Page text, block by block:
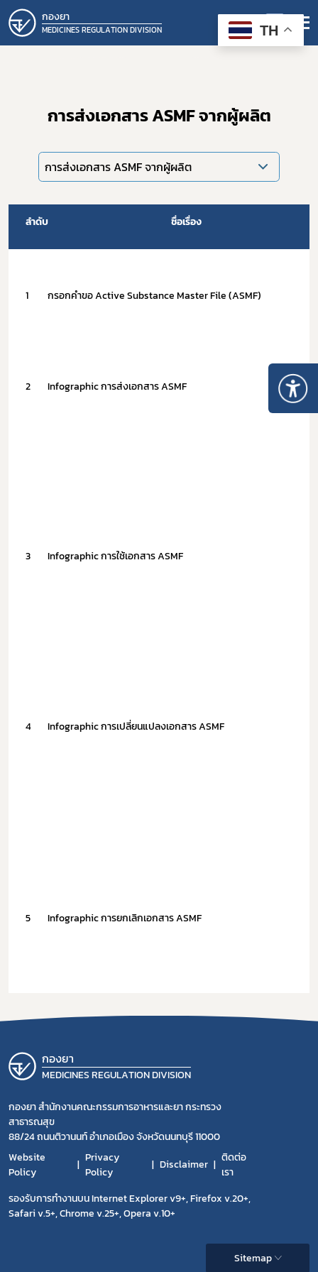
กองยา
MEDICINES REGULATION DIVISION
การส่งเอกสาร ASMF จากผู้ผลิต
การส่งเอกสาร ASMF จากผู้ผลิต
ลำดับ ชื่อเรื่อง
1 กรอกคำขอ Active Substance Master File (ASMF)
2 Infographic การส่งเอกสาร ASMF
3 Infographic การใช้เอกสาร ASMF
4 Infographic การเปลี่ยนแปลงเอกสาร ASMF
5 Infographic การยกเลิกเอกสาร ASMF
กองยา
MEDICINES REGULATION DIVISION
กองยา สำนักงานคณะกรรมการอาหารและยา กระทรวง
สาธารณสุข
88/24 ถนนติวานนท์ อำเภอเมือง จังหวัดนนทบุรี 11000
Website
Policy
Privacy
Policy
Disclaimer
ติดต่อ
เรา
รองรับการทำงานบน Internet Explorer v9+, Firefox v.20+,
Safari v.5+, Chrome v.25+, Opera v.10+
Sitemap
TH